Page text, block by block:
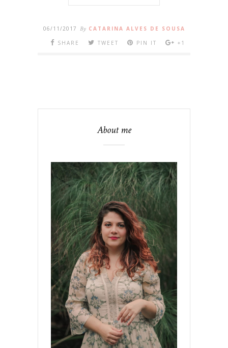
06/11/2017 By CATARINA ALVES DE SOUSA
SHARE
TWEET PIN IT +1
About me